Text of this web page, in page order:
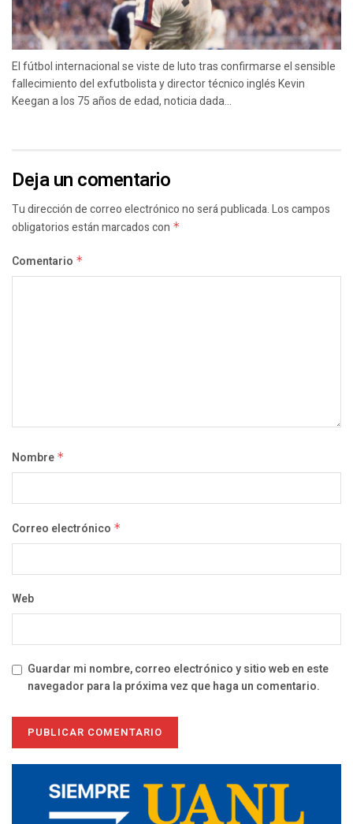
El fútbol internacional se viste de luto tras confirmarse el sensible
fallecimiento del exfutbolista y director técnico inglés Kevin
Keegan a los 75 años de edad, noticia dada...
Deja un comentario
Tu dirección de correo electrónico no será publicada.Los campos
obligatorios están marcados con *
Comentario *
Nombre *
Correo electrónico *
Web
Guardar mi nombre, correo electrónico y sitio web en este
navegador para la próxima vez que haga un comentario.